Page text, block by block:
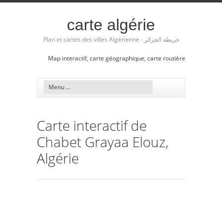
carte algérie
Plan et cartes des villes Algérienne - خريطة الجزائر
Map interactif, carte géographique, carte routière
Carte interactif de
Chabet Grayaa Elouz,
Algérie